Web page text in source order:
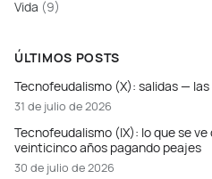
Vida (9)
ÚLTIMOS POSTS
Tecnofeudalismo (X): salidas — las
31 de julio de 2026
Tecnofeudalismo (IX): lo que se
veinticinco años pagando peajes
30 de julio de 2026